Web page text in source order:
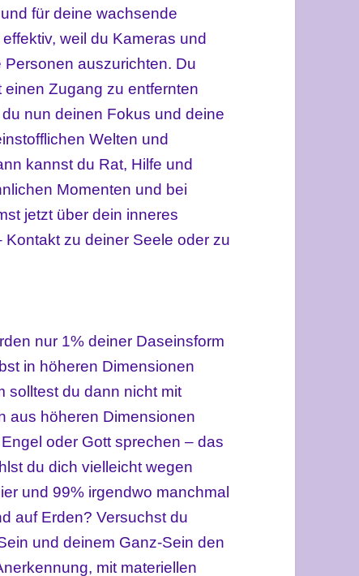
für deine wachsende
weil du Kameras und
auszurichten. Du
Zugang zu entfernten
nun deinen Fokus und deine
Welten und
kannst du Rat, Hilfe und
Momenten und bei
jetzt über dein inneres
zu deiner Seele oder zu
nur 1% deiner Daseinsform
in höheren Dimensionen
solltest du dann nicht mit
aus höheren Dimensionen
oder Gott sprechen – das
du dich vielleicht wegen
und 99% irgendwo manchmal
auf Erden? Versuchst du
und deinem Ganz-Sein den
mit materiellen